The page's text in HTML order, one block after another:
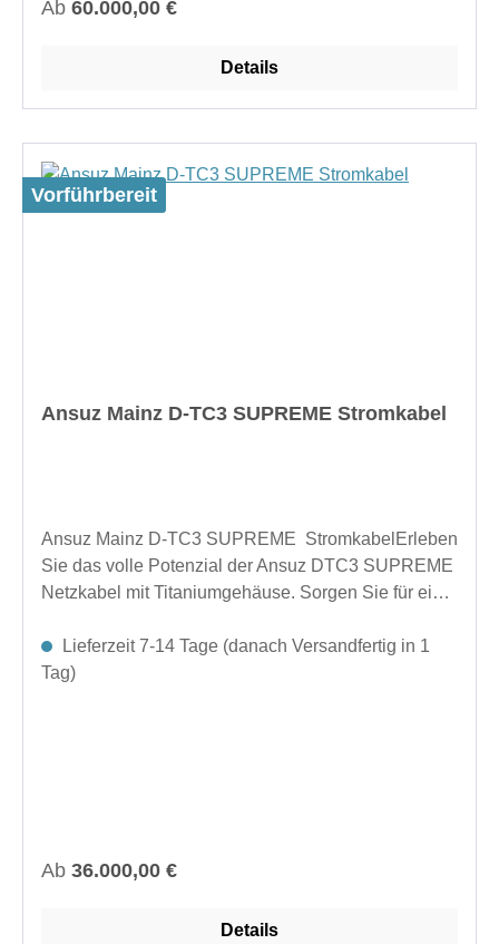
Regulärer Preis:
Ab 60.000,00 €
Details
Vorführbereit
Ansuz Mainz D-TC3 SUPREME Stromkabel
Ansuz Mainz D-TC3 SUPREME StromkabelErleben
Sie das volle Potenzial der Ansuz DTC3 SUPREME
Netzkabel mit Titaniumgehäuse. Sorgen Sie für eine
Klarheit und Leistung in Ihrem HiFi-System.weitere
Längen auf Anfrage
Lieferzeit 7-14 Tage (danach Versandfertig in 1
Tag)
Regulärer Preis:
Ab 36.000,00 €
Details